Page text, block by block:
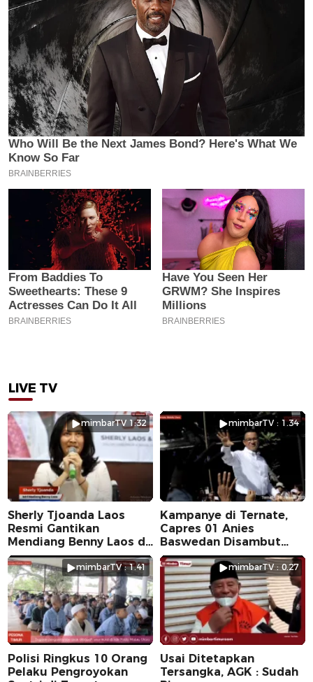
LIVE TV
mimbarTV 1:32
Sherly Tjoanda Laos
Resmi Gantikan
Mendiang Benny Laos di
Pilkada 2024
mimbarTV : 1.34
Kampanye di Ternate,
Capres 01 Anies
Baswedan Disambut
Ribuan Warga
mimbarTV : 1.41
Polisi Ringkus 10 Orang
Pelaku Pengroyokan
mimbarTV : 0.27
Usai Ditetapkan
Tersangka, AGK : Sudah